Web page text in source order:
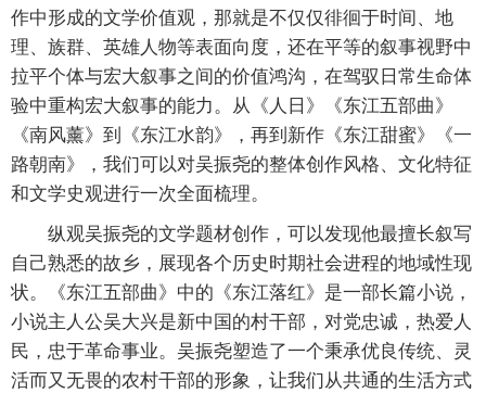
作中形成的文学价值观，那就是不仅仅徘徊于时间、地
理、族群、英雄人物等表面向度，还在平等的叙事视野中
拉平个体与宏大叙事之间的价值鸿沟，在驾驭日常生命体
验中重构宏大叙事的能力。从《人日》《东江五部曲》
《南风薰》到《东江水韵》，再到新作《东江甜蜜》《一
路朝南》，我们可以对吴振尧的整体创作风格、文化特征
和文学史观进行一次全面梳理。
纵观吴振尧的文学题材创作，可以发现他最擅长叙写
自己熟悉的故乡，展现各个历史时期社会进程的地域性现
状。《东江五部曲》中的《东江落红》是一部长篇小说，
小说主人公吴大兴是新中国的村干部，对党忠诚，热爱人
民，忠于革命事业。吴振尧塑造了一个秉承优良传统、灵
活而又无畏的农村干部的形象，让我们从共通的生活方式